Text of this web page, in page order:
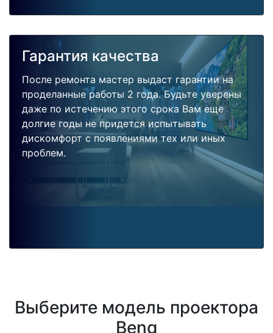
Гарантия качества
После ремонта мастер выдаст гарантии на
проделанные работы 2 года. Будьте уверены
даже по истечению этого срока Вам еще
долгие годы не придется испытывать
дискомфорт с появлениями тех или иных
проблем.
Выберите модель проектора
Benq